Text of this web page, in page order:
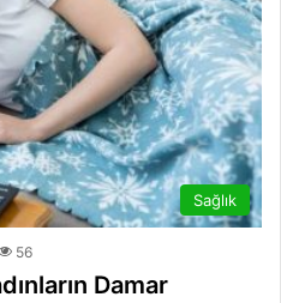
Sağlık
56
Damar